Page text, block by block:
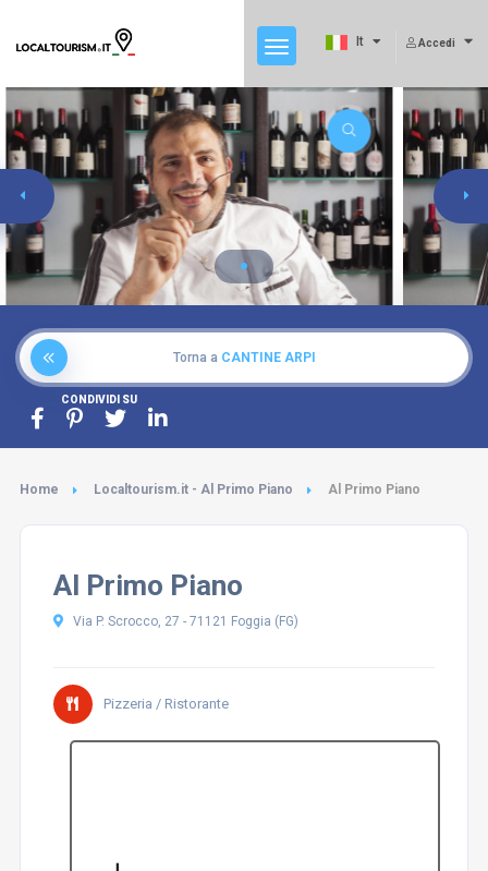
Accedi
It
Torna a CANTINE ARPI
CONDIVIDI SU
Home Localtourism.it - Al Primo Piano Al Primo Piano
Al Primo Piano
Via P. Scrocco, 27 - 71121 Foggia (FG)
Pizzeria / Ristorante